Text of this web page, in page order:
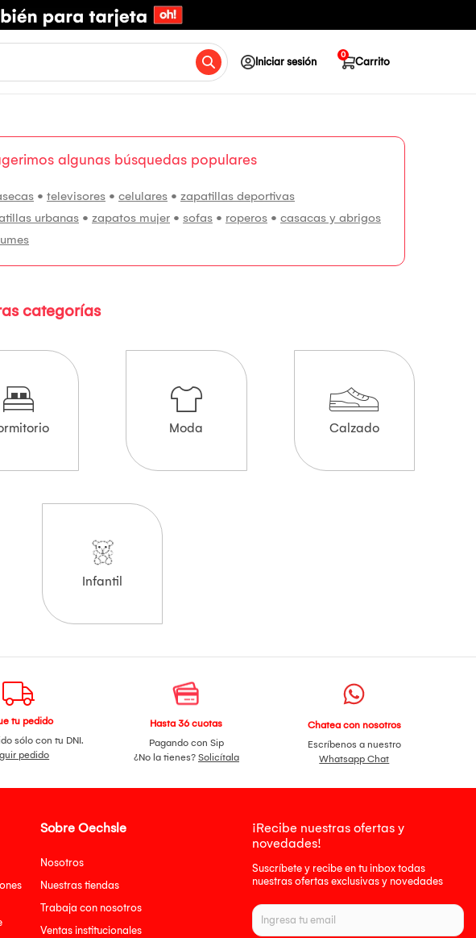
Iniciar sesión Carrito
0
algunas búsquedas populares
• televisores • celulares • zapatillas deportivas
urbanas • zapatos mujer • sofas • roperos • casacas y abrigos
categorías
Moda Calzado
Infantil
tu pedido
sólo con tu DNI.
pedido
Hasta 36 cuotas
Pagando con Sip
¿No la tienes? Solicítala
Chatea con nosotros
Escríbenos a nuestro
Whatsapp Chat
Sobre Oechsle
Nosotros
Nuestras tiendas
Trabaja con nosotros
Ventas institucionales
¡Recibe nuestras ofertas y
novedades!
Suscríbete y recibe en tu inbox todas
nuestras ofertas exclusivas y novedades